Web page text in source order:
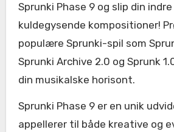
Sprunki Phase 9 og slip din
kuldegysende kompositioner!
populære Sprunki-spil som
Sprunki Archive 2.0 og Sprunk
din musikalske horisont.
Sprunki Phase 9 er en unik
appellerer til både kreative og